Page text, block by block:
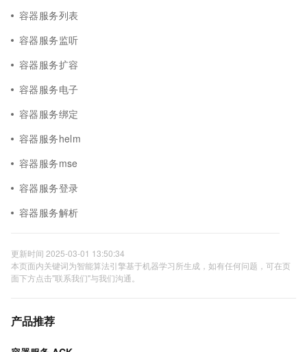
容器服务列表
容器服务监听
容器服务扩容
容器服务电子
容器服务绑定
容器服务helm
容器服务mse
容器服务登录
容器服务解析
更新时间 2025-03-01 13:50:34
本页面内关键词为智能算法引擎基于机器学习所生成，如有任何问题，可在页
面下方点击"联系我们"与我们沟通。
产品推荐